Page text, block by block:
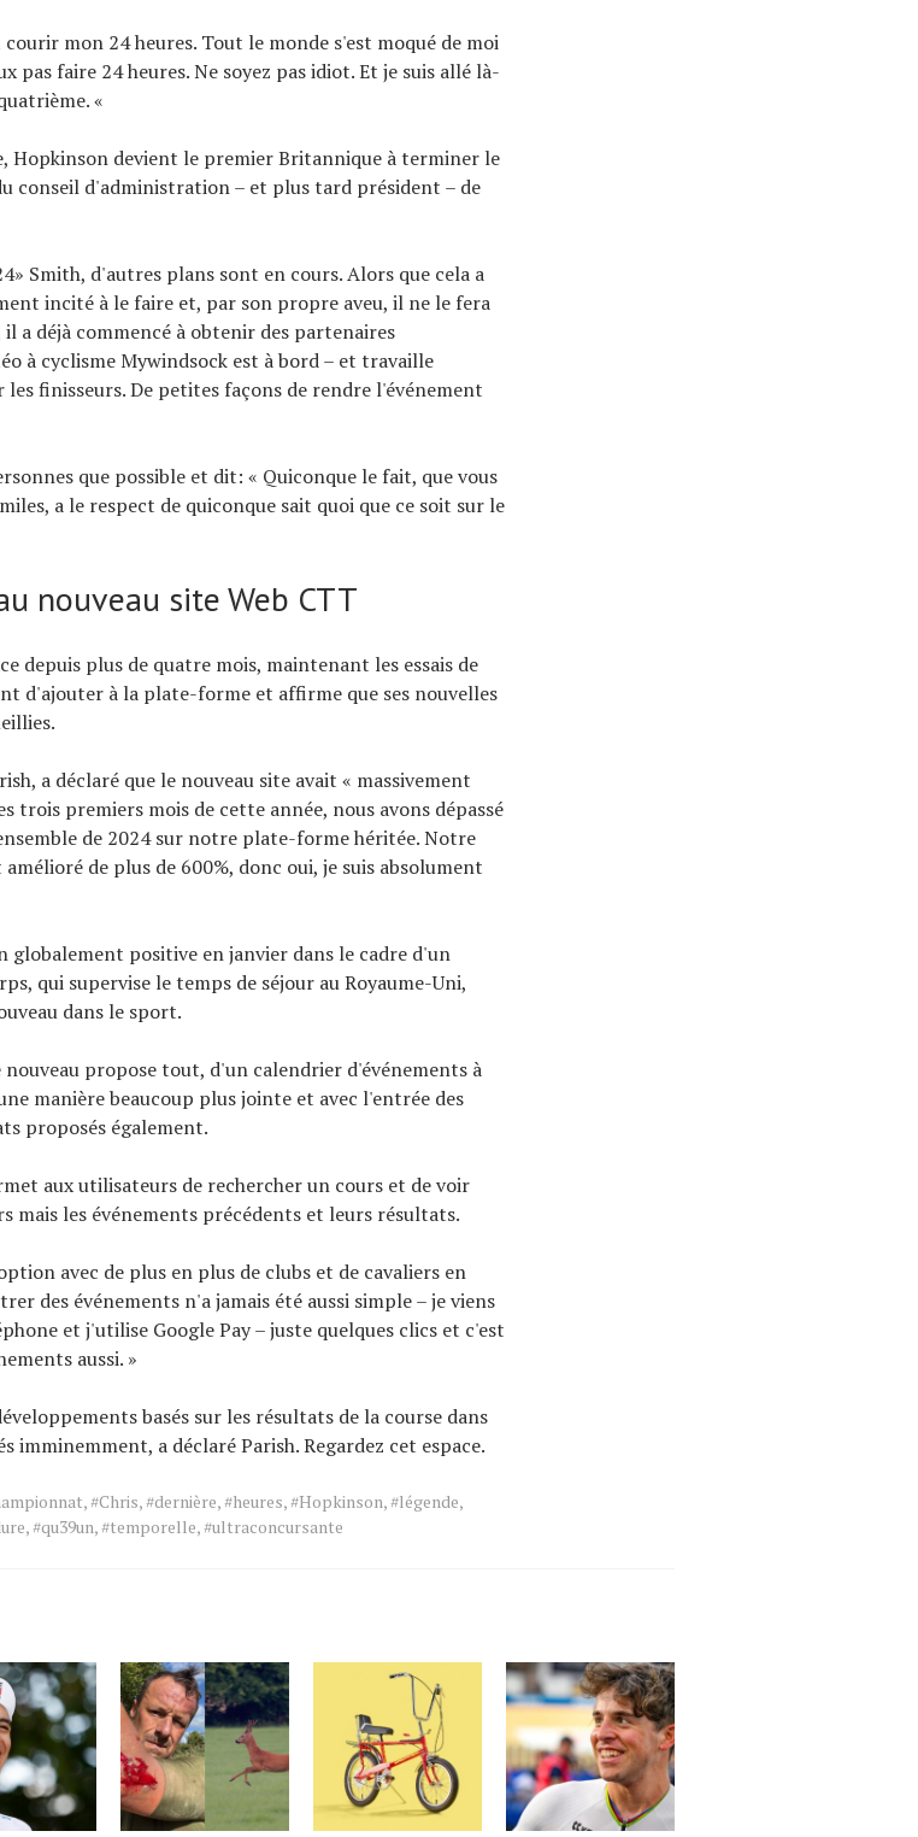
mon 24 heures. Tout le monde s'est moqué de moi
pas faire 24 heures. Ne soyez pas idiot. Et je suis allé là-
«
Hopkinson devient le premier Britannique à terminer le
conseil d'administration – et plus tard président – de
Smith, d'autres plans sont en cours. Alors que cela a
incité à le faire et, par son propre aveu, il ne le fera
a déjà commencé à obtenir des partenaires
à cyclisme Mywindsock est à bord – et travaille
finisseurs. De petites façons de rendre l'événement
que possible et dit: « Quiconque le fait, que vous
a le respect de quiconque sait quoi que ce soit sur le
nouveau site Web CTT
depuis plus de quatre mois, maintenant les essais de
d'ajouter à la plate-forme et affirme que ses nouvelles
a déclaré que le nouveau site avait « massivement
trois premiers mois de cette année, nous avons dépassé
de 2024 sur notre plate-forme héritée. Notre
de plus de 600%, donc oui, je suis absolument
globalement positive en janvier dans le cadre d'un
qui supervise le temps de séjour au Royaume-Uni,
dans le sport.
propose tout, d'un calendrier d'événements à
manière beaucoup plus jointe et avec l'entrée des
proposés également.
aux utilisateurs de rechercher un cours et de voir
mais les événements précédents et leurs résultats.
avec de plus en plus de clubs et de cavaliers en
des événements n'a jamais été aussi simple – je viens
et j'utilise Google Pay – juste quelques clics et c'est
aussi. »
basés sur les résultats de la course dans
imminemment, a déclaré Parish. Regardez cet espace.
,#Chris,#dernière,#heures,#Hopkinson,#légende,
,#qu39un,#temporelle,#ultraconcursante